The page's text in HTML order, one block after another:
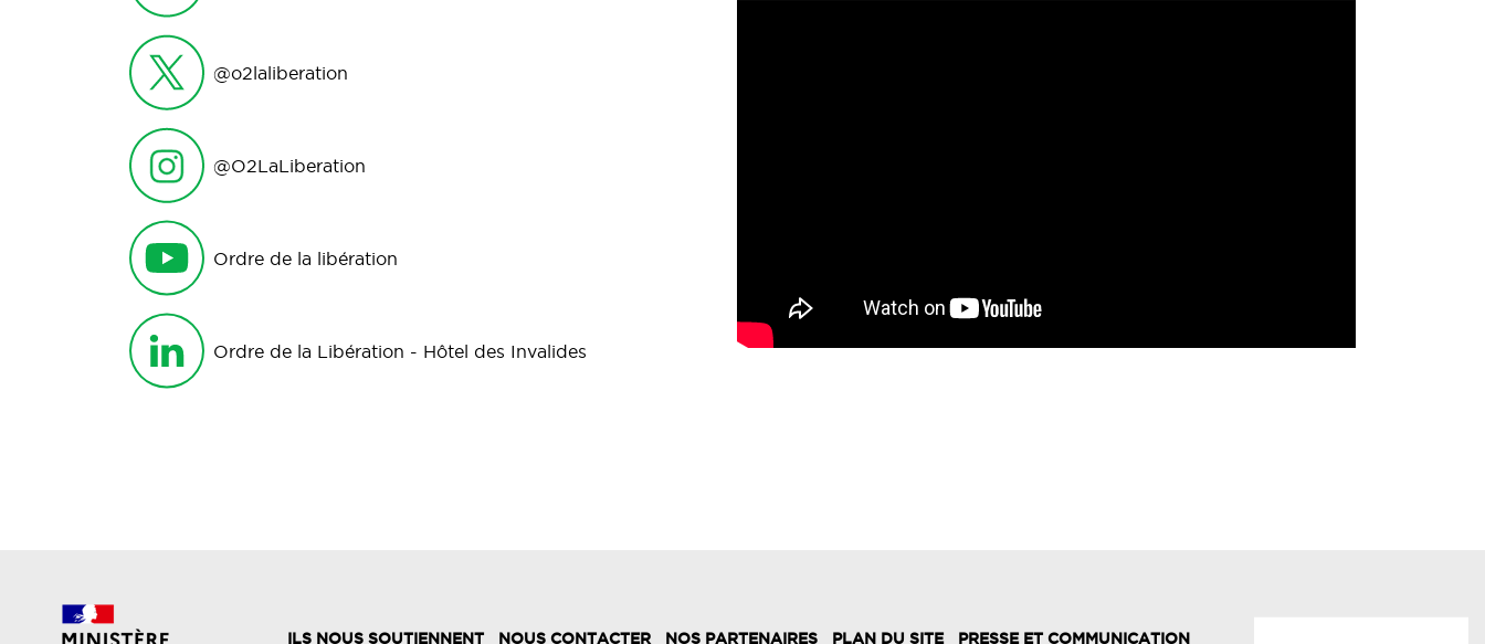
@o2laliberation
@O2LaLiberation
Ordre de la libération
Ordre de la Libération - Hôtel des Invalides
ILS NOUS SOUTIENNENT NOUS CONTACTER NOS PARTENAIRES PLAN DU SITE PRESSE ET COMMUNICATION